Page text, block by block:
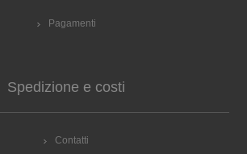
Pagamenti
Spedizione e costi
Contatti